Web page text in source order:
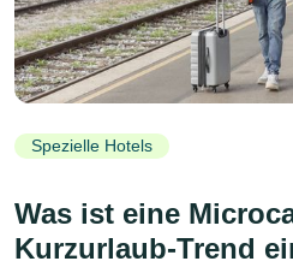
Spezielle Hotels
Was ist eine
Kurzurlaub-Trend